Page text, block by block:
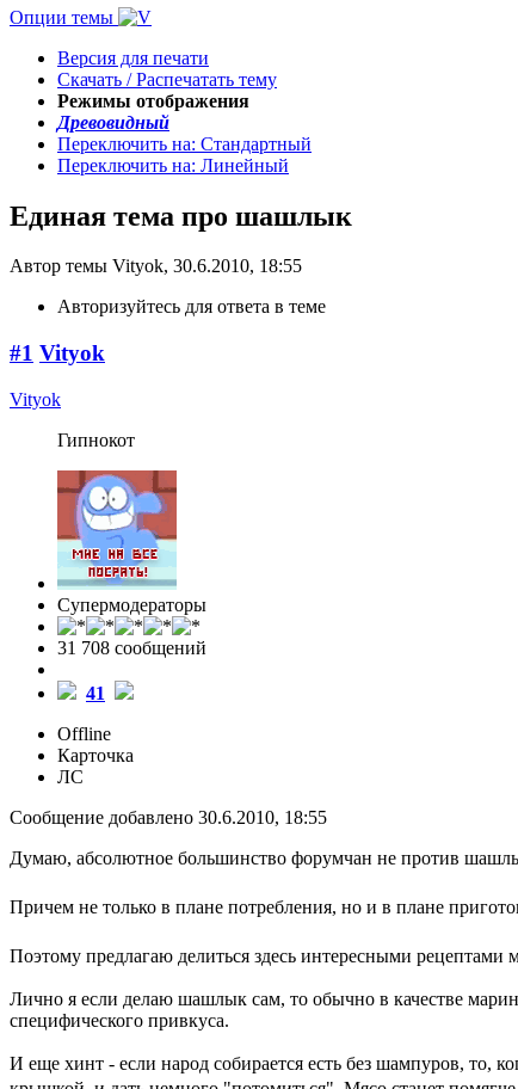
Опции темы
Версия для печати
Скачать / Распечатать тему
Режимы отображения
Древовидный
Переключить на: Стандартный
Переключить на: Линейный
Единая тема про шашлык
Автор темы Vityok, 30.6.2010, 18:55
Авторизуйтесь для ответа в теме
#1 Vityok
Vityok
Гипнокот
Супермодераторы
31 708 cообщений
41
Offline
Карточка
ЛС
Сообщение добавлено 30.6.2010, 18:55
Думаю, абсолютное большинство форумчан не против
Причем не только в плане потребления, но и в плане
Поэтому предлагаю делиться здесь интересными
Лично я если делаю шашлык сам, то обычно в качестве
специфического привкуса.
И еще хинт - если народ собирается есть без шампуров, то,